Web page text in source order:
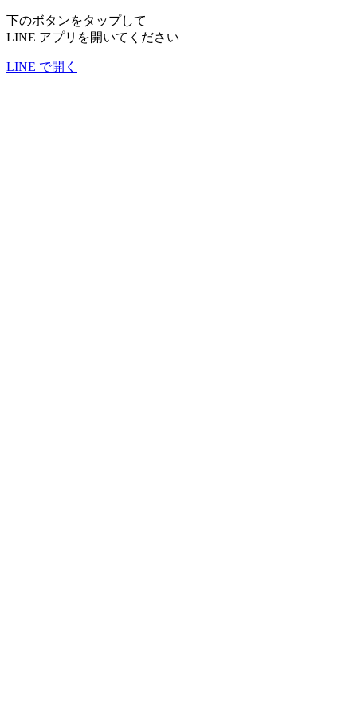
下のボタンをタップして
LINE アプリを開いてください
LINE で開く